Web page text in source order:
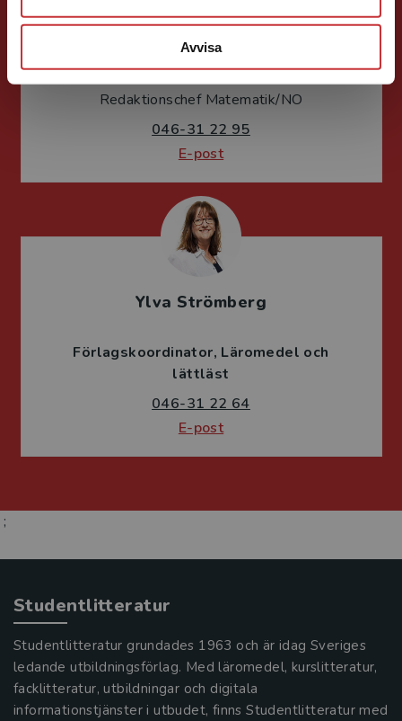
Avvisa
Mimmi Persson
Redaktionschef Matematik/NO
046-31 22 95
E-post
Ylva Strömberg
Förlagskoordinator Läromedel och
lättläst
046-31 22 64
E-post
;
Studentlitteratur
Studentlitteratur grundades 1963 och är idag Sveriges
ledande utbildningsförlag. Med läromedel, kurslitteratur,
facklitteratur, utbildningar och digitala
informationstjänster i utbudet, finns Studentlitteratur med